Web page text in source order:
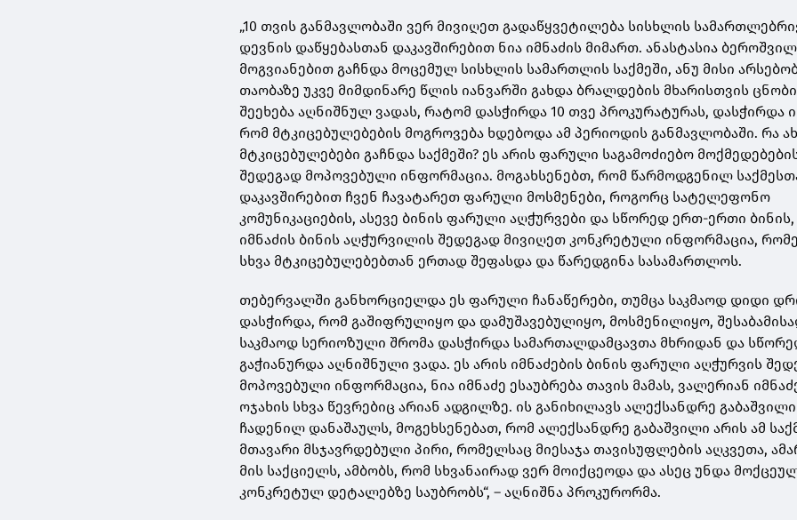
„10 თვის განმავლობაში ვერ მივიღეთ გადაწყვეტილება სისხლის
დევნის დაწყებასთან დაკავშირებით ნია იმნაძის მიმართ. ანასტასია
მოგვიანებით გაჩნდა მოცემულ სისხლის სამართლის საქმეში, ანუ მისი
თაობაზე უკვე მიმდინარე წლის იანვარში გახდა ბრალდების მხარისთვის
შეეხება აღნიშნულ ვადას, რატომ დასჭირდა 10 თვე პროკურატურას, დასჭირდა
რომ მტკიცებულებების მოგროვება ხდებოდა ამ პერიოდის განმავლობაში. რა
მტკიცებულებები გაჩნდა საქმეში? ეს არის ფარული საგამოძიებო
შედეგად მოპოვებული ინფორმაცია. მოგახსენებთ, რომ წარმოდგენილ
დაკავშირებით ჩვენ ჩავატარეთ ფარული მოსმენები, როგორც სატელეფონო
კომუნიკაციების, ასევე ბინის ფარული აღჭურვები და სწორედ ერთ-ერთი ბინის,
იმნაძის ბინის აღჭურვილის შედეგად მივიღეთ კონკრეტული ინფორმაცია,
სხვა მტკიცებულებებთან ერთად შეფასდა და წარედგინა სასამართლოს.
თებერვალში განხორციელდა ეს ფარული ჩანაწერები, თუმცა საკმაოდ დიდი
დასჭირდა, რომ გაშიფრულიყო და დამუშავებულიყო, მოსმენილიყო,
საკმაოდ სერიოზული შრომა დასჭირდა სამართალდამცავთა მხრიდან და
გაჭიანურდა აღნიშნული ვადა. ეს არის იმნაძების ბინის ფარული აღჭურვის
მოპოვებული ინფორმაცია, ნია იმნაძე ესაუბრება თავის მამას, ვალერიან
ოჯახის სხვა წევრებიც არიან ადგილზე. ის განიხილავს ალექსანდრე
ჩადენილ დანაშაულს, მოგეხსენებათ, რომ ალექსანდრე გაბაშვილი არის ამ
მთავარი მსჯავრდებული პირი, რომელსაც მიესაჯა თავისუფლების აღკვეთა,
მის საქციელს, ამბობს, რომ სხვანაირად ვერ მოიქცეოდა და ასეც უნდა
კონკრეტულ დეტალებზე საუბრობს“, – აღნიშნა პროკურორმა.